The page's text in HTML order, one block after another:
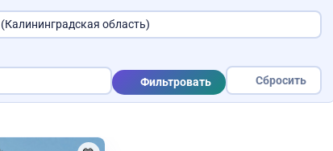
Сдам квартиру
Требуется логист
Продам картошку
Фильтровать Сбросить